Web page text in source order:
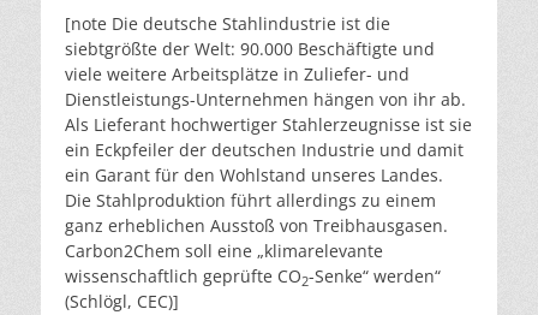
[note Die deutsche Stahlindustrie ist die
siebtgrößte der Welt: 90.000 Beschäftigte und
viele weitere Arbeitsplätze in Zuliefer- und
Dienstleistungs-Unternehmen hängen von ihr ab.
Als Lieferant hochwertiger Stahlerzeugnisse ist sie
ein Eckpfeiler der deutschen Industrie und damit
ein Garant für den Wohlstand unseres Landes.
Die Stahlproduktion führt allerdings zu einem
ganz erheblichen Ausstoß von Treibhausgasen.
Carbon2Chem soll eine „klimarelevante
wissenschaftlich geprüfte CO2-Senke“ werden“
(Schlögl, CEC)]